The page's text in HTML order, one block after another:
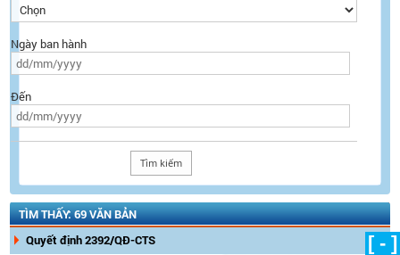
Ngày ban hành
Đến
TÌM THẤY: 69 VĂN BẢN
Quyết định 2392/QĐ-CTS
[ - ]